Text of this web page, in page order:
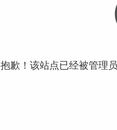
抱歉！该站点已经被管理